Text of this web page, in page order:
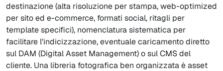
destinazione (alta risoluzione per stampa, web-optimized
per sito ed e-commerce, formati social, ritagli per
template specifici), nomenclatura sistematica per
facilitare l'indicizzazione, eventuale caricamento diretto
sul DAM (Digital Asset Management) o sul CMS del
cliente. Una libreria fotografica ben organizzata è asset